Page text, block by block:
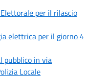
per il rilascio
elettrica per il giorno 4
pubblico in via
Locale